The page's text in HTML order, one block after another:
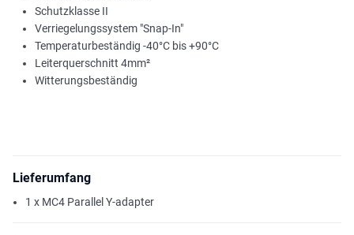
Schutzklasse II
Verriegelungssystem "Snap-In"
Temperaturbeständig -40°C bis +90°C
Leiterquerschnitt 4mm²
Witterungsbeständig
Lieferumfang
1 x MC4 Parallel Y-adapter